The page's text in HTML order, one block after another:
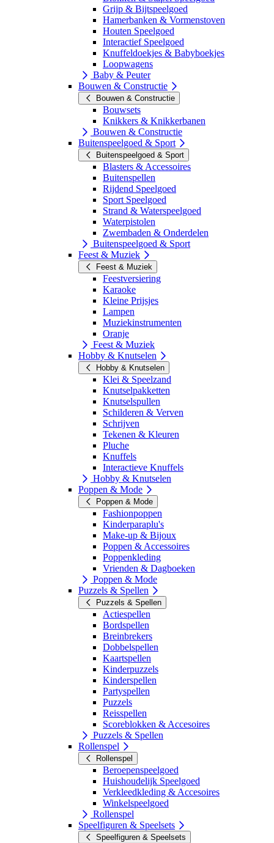
Grijp & Bijtspeelgoed
Hamerbanken & Vormenstoven
Houten Speelgoed
Interactief Speelgoed
Knuffeldoekjes & Babyboekjes
Loopwagens
Baby & Peuter
Bouwen & Constructie
Bouwen & Constructie
Bouwsets
Knikkers & Knikkerbanen
Bouwen & Constructie
Buitenspeelgoed & Sport
Buitenspeelgoed & Sport
Blasters & Accessoires
Buitenspellen
Rijdend Speelgoed
Sport Speelgoed
Strand & Waterspeelgoed
Waterpistolen
Zwembaden & Onderdelen
Buitenspeelgoed & Sport
Feest & Muziek
Feest & Muziek
Feestversiering
Karaoke
Kleine Prijsjes
Lampen
Muziekinstrumenten
Oranje
Feest & Muziek
Hobby & Knutselen
Hobby & Knutselen
Klei & Speelzand
Knutselpakketten
Knutselspullen
Schilderen & Verven
Schrijven
Tekenen & Kleuren
Pluche
Knuffels
Interactieve Knuffels
Hobby & Knutselen
Poppen & Mode
Poppen & Mode
Fashionpoppen
Kinderparaplu's
Make-up & Bijoux
Poppen & Accessoires
Poppenkleding
Vrienden & Dagboeken
Poppen & Mode
Puzzels & Spellen
Puzzels & Spellen
Actiespellen
Bordspellen
Breinbrekers
Dobbelspellen
Kaartspellen
Kinderpuzzels
Kinderspellen
Partyspellen
Puzzels
Reisspellen
Scoreblokken & Accesoires
Puzzels & Spellen
Rollenspel
Rollenspel
Beroepenspeelgoed
Huishoudelijk Speelgoed
Verkleedkleding & Accesoires
Winkelspeelgoed
Rollenspel
Speelfiguren & Speelsets
Speelfiguren & Speelsets